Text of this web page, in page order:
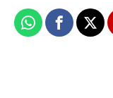
WhatsappFacebook
X